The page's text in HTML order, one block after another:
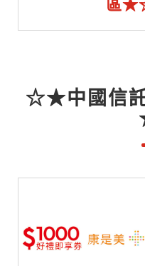
區
☆★中國信